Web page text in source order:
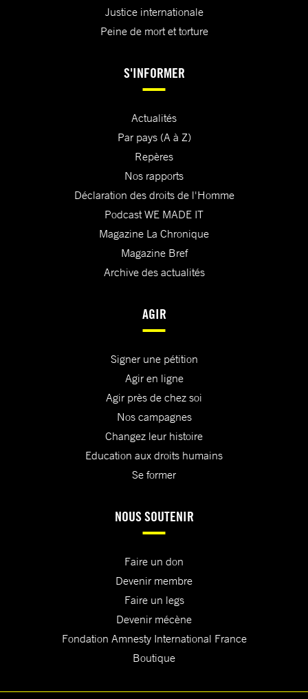
Justice internationale
Peine de mort et torture
S'INFORMER
Actualités
Par pays (A à Z)
Repères
Nos rapports
Déclaration des droits de l'Homme
Podcast WE MADE IT
Magazine La Chronique
Magazine Bref
Archive des actualités
AGIR
Signer une pétition
Agir en ligne
Agir près de chez soi
Nos campagnes
Changez leur histoire
Education aux droits humains
Se former
NOUS SOUTENIR
Faire un don
Devenir membre
Faire un legs
Devenir mécène
Fondation Amnesty International France
Boutique